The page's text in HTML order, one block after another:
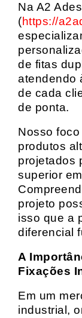
Na A2
(https://
de fitas
atendendo
de cada
de ponta.
Nosso
produtos
projetados
superior
projeto
isso que a
diferencial
A
Fixações
Em um
industrial,